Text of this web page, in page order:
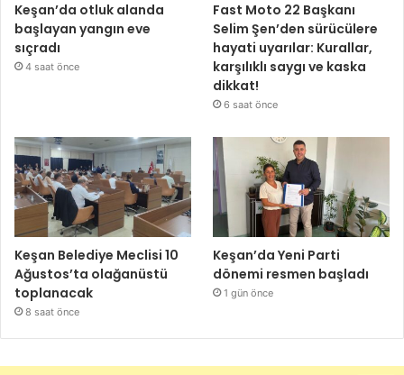
Keşan’da otluk alanda
başlayan yangın eve
sıçradı
4 saat önce
Fast Moto 22 Başkanı
Selim Şen’den sürücülere
hayati uyarılar: Kurallar,
karşılıklı saygı ve kaska
dikkat!
6 saat önce
Keşan Belediye Meclisi 10
Ağustos’ta olağanüstü
toplanacak
8 saat önce
Keşan’da Yeni Parti
dönemi resmen başladı
1 gün önce